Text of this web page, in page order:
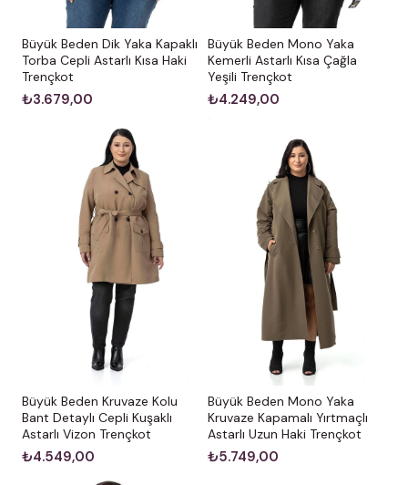
Büyük Beden Dik Yaka Kapaklı
Torba Cepli Astarlı Kısa Haki
Trençkot
₺3.679,00
Büyük Beden Mono Yaka
Kemerli Astarlı Kısa Çağla
Yeşili Trençkot
₺4.249,00
Büyük Beden Kruvaze Kolu
Bant Detaylı Cepli Kuşaklı
Astarlı Vizon Trençkot
₺4.549,00
Büyük Beden Mono Yaka
Kruvaze Kapamalı Yırtmaçlı
Astarlı Uzun Haki Trençkot
₺5.749,00